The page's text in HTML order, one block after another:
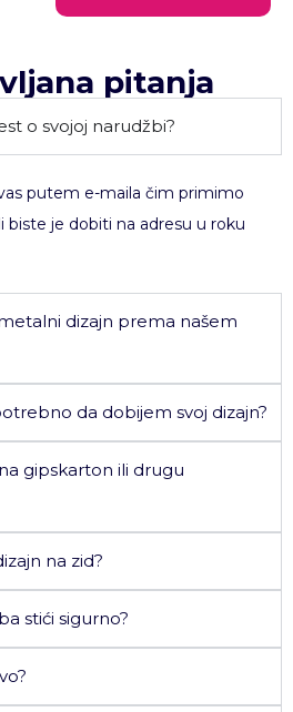
pitanja
o svojoj narudžbi?
putem e-maila čim primimo
biste je dobiti na adresu u roku
dizajn prema našem
da dobijem svoj dizajn?
gipskarton ili drugu
na zid?
stići sigurno?